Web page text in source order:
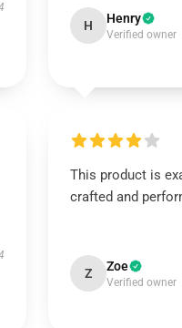
H Henry
Verified owner
This product is
crafted and
Z Zoe
Verified owner